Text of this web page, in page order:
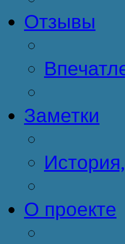
Отзывы
Заметки
О проекте